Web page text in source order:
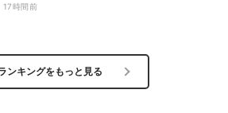
17時間前
ンキングをもっと見る